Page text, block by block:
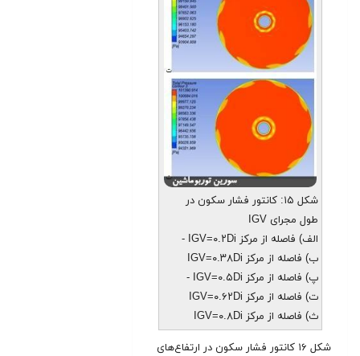
شکل ۱۵: کانتور فشار سکون در
طول مجرای IGV
الف) فاصله از مرکز IGV=۰.۲Di -
ب) فاصله از مرکز IGV=۰.۳۸Di
پ) فاصله از مرکز IGV=۰.۵Di -
ت) فاصله از مرکز IGV=۰.۶۲Di
ث) فاصله از مرکز IGV=۰.۸Di
شکل ۱۶ کانتور فشار سکون در ارتفاع‌های